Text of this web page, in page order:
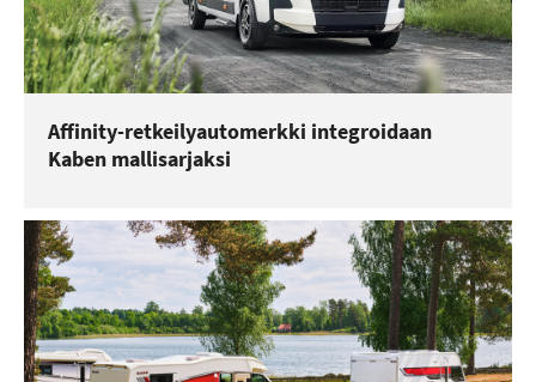
Affinity-retkeilyautomerkki integroidaan
Kaben mallisarjaksi